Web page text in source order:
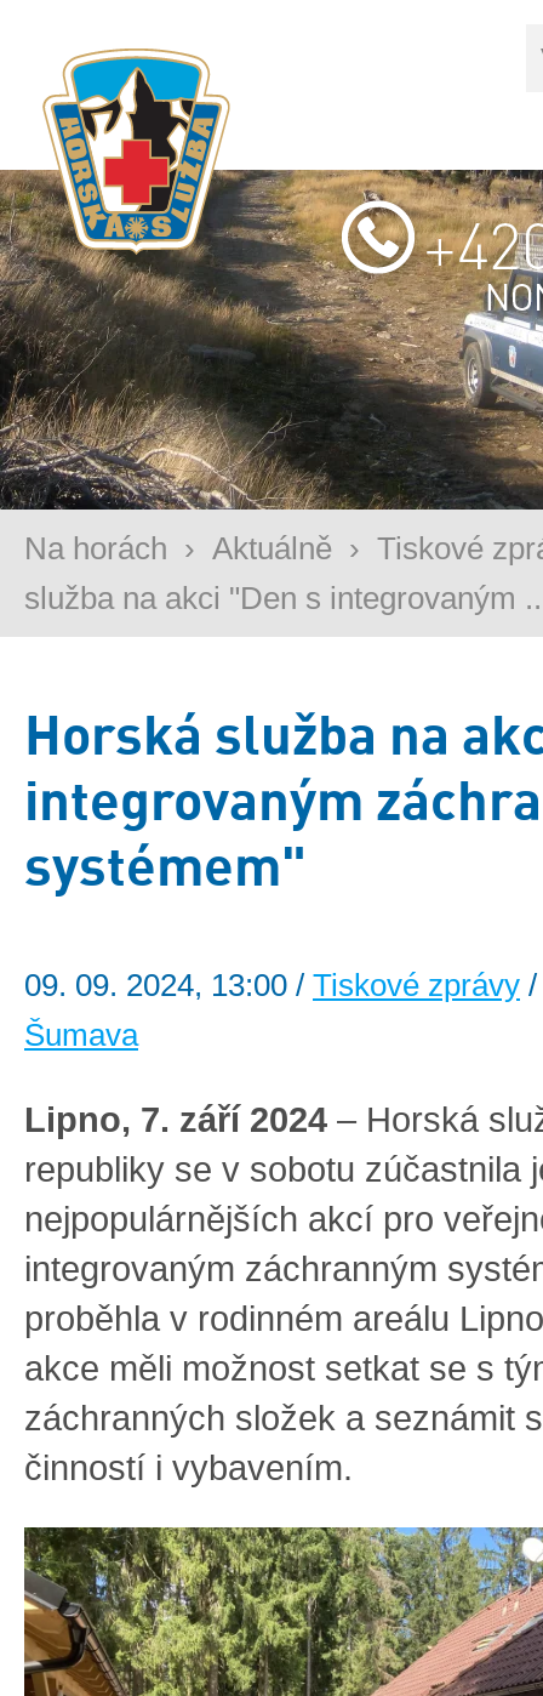
Na horách › Aktuálně › Tiskové
služba na akci "Den s integrovaným
Horská služba na
integrovaným
systémem"
09. 09. 2024, 13:00 / Tiskové zprávy
Šumava
Lipno, 7. září 2024 – Horská
republiky se v sobotu zúčastnila
nejpopulárnějších akcí pro
integrovaným záchranným
proběhla v rodinném areálu
akce měli možnost setkat se s
záchranných složek a seznámit
činností i vybavením.